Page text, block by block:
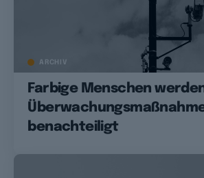
ARCHIV
Farbige Menschen
benachteiligt